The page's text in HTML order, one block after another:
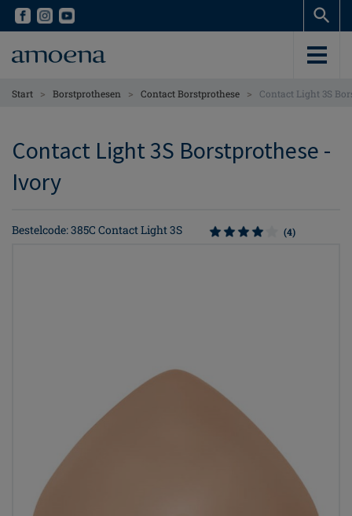
Skip
content
Skip
content
Start > Borstprothesen > Contact Borstprothese > Contact Light 3S
Contact Light 3S Borstprothese -
Ivory
Bestelcode: 385C Contact Light 3S (4)